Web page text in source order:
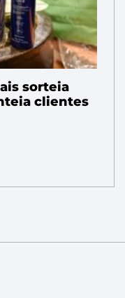
sorteia
clientes